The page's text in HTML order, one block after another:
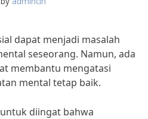
dapat menjadi masalah
seseorang. Namun, ada
membantu mengatasi
mental tetap baik.
diingat bahwa